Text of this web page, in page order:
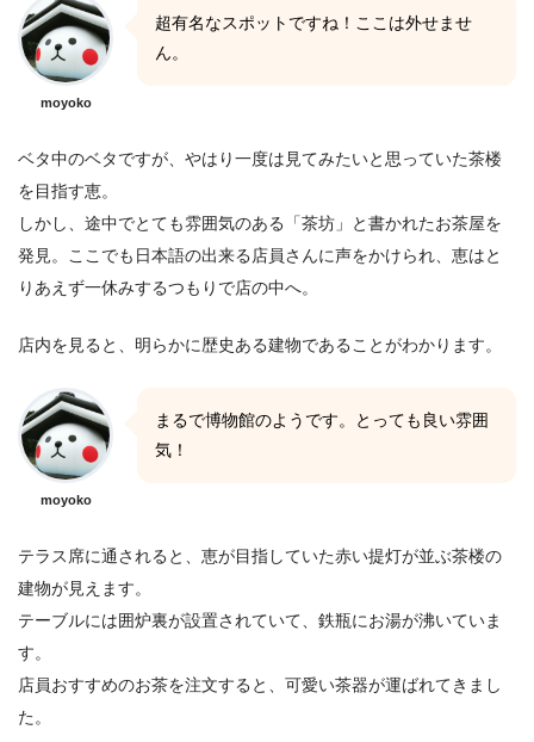
moyoko
超有名なスポットですね！ここは外せませ
ん。
ベタ中のベタですが、やはり一度は見てみたいと思っていた茶楼
を目指す恵。
しかし、途中でとても雰囲気のある「茶坊」と書かれたお茶屋を
発見。ここでも日本語の出来る店員さんに声をかけられ、恵はと
りあえず一休みするつもりで店の中へ。
店内を見ると、明らかに歴史ある建物であることがわかります。
moyoko
まるで博物館のようです。とっても良い雰囲
気！
テラス席に通されると、恵が目指していた赤い提灯が並ぶ茶楼の
建物が見えます。
テーブルには囲炉裏が設置されていて、鉄瓶にお湯が沸いていま
す。
店員おすすめのお茶を注文すると、可愛い茶器が運ばれてきまし
た。